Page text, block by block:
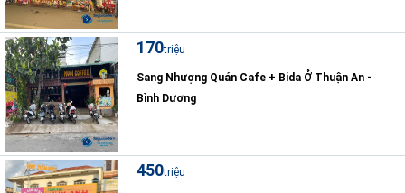
170triệu
Sang Nhượng Quán Cafe + Bida Ở Thuận An -
Bình Dương
450triệu